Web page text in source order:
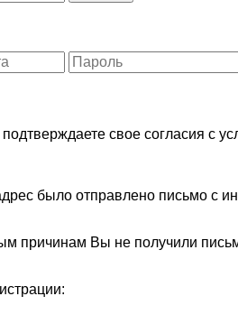
свое согласия с
было отправлено письмо с
причинам Вы не получили